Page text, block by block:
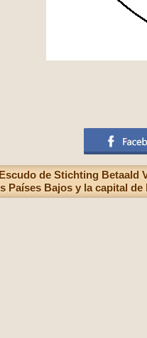
de Stichting Betaald
Países Bajos y la capital